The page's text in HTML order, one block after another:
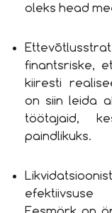
oleks head
finantsriske,
kiiresti
on siin leida
töötajaid,
paindlikuks.
efektiivsuse